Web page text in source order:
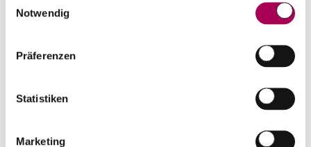
Notwendig
Präferenzen
Statistiken
Marketing
Allacher zählt in der Weinbaugemeinde Gols zu
den Vorreitern in Sachen innovativen Weinbau.
Top-Seller von Produzent
Biowein